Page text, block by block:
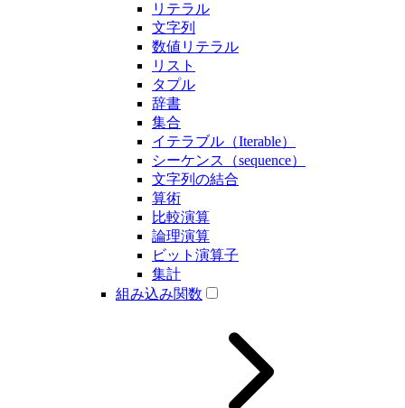
リテラル
文字列
数値リテラル
リスト
タプル
辞書
集合
イテラブル（Iterable）
シーケンス（sequence）
文字列の結合
算術
比較演算
論理演算
ビット演算子
集計
組み込み関数